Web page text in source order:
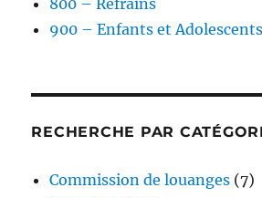
900 – Enfants et Adolescents
RECHERCHE PAR
Commission de louanges (7)